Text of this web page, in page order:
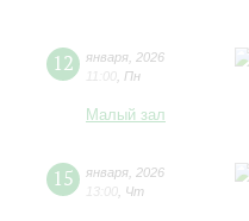
12 января 2026
11:00 Пн
Малый зал
15 января 2026
13:00 Чт